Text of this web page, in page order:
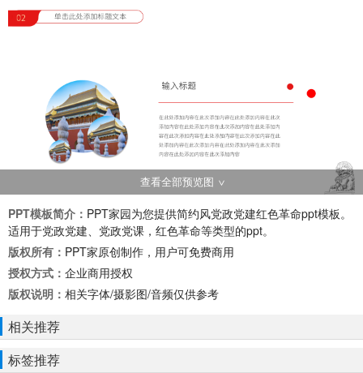
查看全部预览图
PPT模板简介： PPT家园为您提供简约风党政党建红色革命ppt模板。
适用于党政党建、党政党课，红色革命等类型的ppt。
版权所有： PPT家原创制作，用户可免费商用
授权方式： 企业商用授权
版权说明： 相关字体/摄影图/音频仅供参考
相关推荐
标签推荐